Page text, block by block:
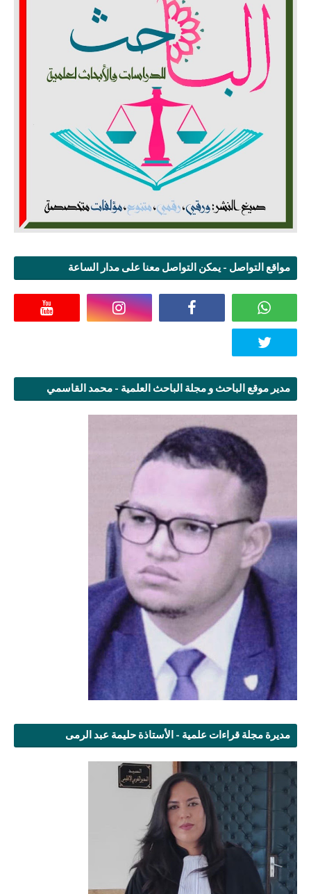
مواقع التواصل - يمكن التواصل معنا على مدار الساعة
مدير موقع الباحث و مجلة الباحث العلمية - محمد القاسمي
مديرة مجلة قراءات علمية - الأستاذة حليمة عبد الرمى